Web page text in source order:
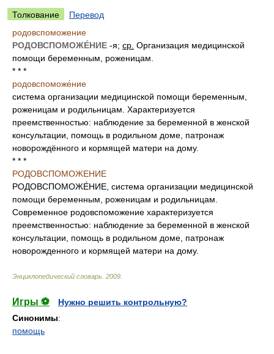
Толкование
Перевод
родовспоможение
РОДОВСПОМОЖЕ́НИЕ -я; ср. Организация медицинской
помощи беременным, роженицам.
* * *
родовспоможе́ние
система организации медицинской помощи беременным,
роженицам и родильницам. Характеризуется
преемственностью: наблюдение за беременной в женской
консультации, помощь в родильном доме, патронаж
новорождённого и кормящей матери на дому.
* * *
РОДОВСПОМОЖЕНИЕ
РОДОВСПОМОЖЕ́НИЕ, система организации медицинской
помощи беременным, роженицам и родильницам.
Современное родовспоможение характеризуется
преемственностью: наблюдение за беременной в женской
консультации, помощь в родильном доме, патронаж
новорожденного и кормящей матери на дому.
Энциклопедический словарь 2009
Игры ⚽
Нужно решить контрольную?
Синонимы:
помощь